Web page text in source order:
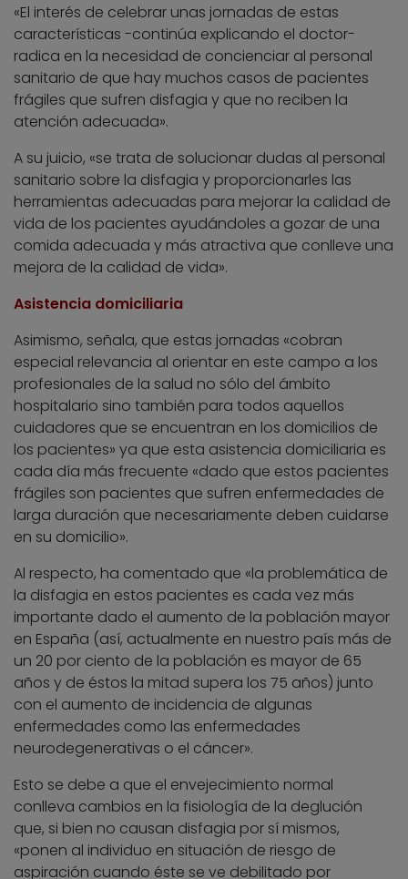
«El interés de celebrar unas jornadas de estas
características -continúa explicando el doctor-
radica en la necesidad de concienciar al personal
sanitario de que hay muchos casos de pacientes
frágiles que sufren disfagia y que no reciben la
atención adecuada».
A su juicio, «se trata de solucionar dudas al personal
sanitario sobre la disfagia y proporcionarles las
herramientas adecuadas para mejorar la calidad de
vida de los pacientes ayudándoles a gozar de una
comida adecuada y más atractiva que conlleve una
mejora de la calidad de vida».
Asistencia domiciliaria
Asimismo, señala, que estas jornadas «cobran
especial relevancia al orientar en este campo a los
profesionales de la salud no sólo del ámbito
hospitalario sino también para todos aquellos
cuidadores que se encuentran en los domicilios de
los pacientes» ya que esta asistencia domiciliaria es
cada día más frecuente «dado que estos pacientes
frágiles son pacientes que sufren enfermedades de
larga duración que necesariamente deben cuidarse
en su domicilio».
Al respecto, ha comentado que «la problemática de
la disfagia en estos pacientes es cada vez más
importante dado el aumento de la población mayor
en España (así, actualmente en nuestro país más de
un 20 por ciento de la población es mayor de 65
años y de éstos la mitad supera los 75 años) junto
con el aumento de incidencia de algunas
enfermedades como las enfermedades
neurodegenerativas o el cáncer».
Esto se debe a que el envejecimiento normal
conlleva cambios en la fisiología de la deglución
que, si bien no causan disfagia por sí mismos,
«ponen al individuo en situación de riesgo de
aspiración cuando éste se ve debilitado por